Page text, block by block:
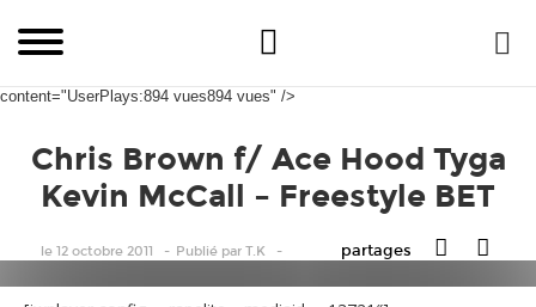
content="UserPlays:894 vues894 vues" />
Chris Brown f/ Ace Hood Tyga
Kevin McCall – Freestyle BET
le 12 octobre 2011 Publié par T.K partages